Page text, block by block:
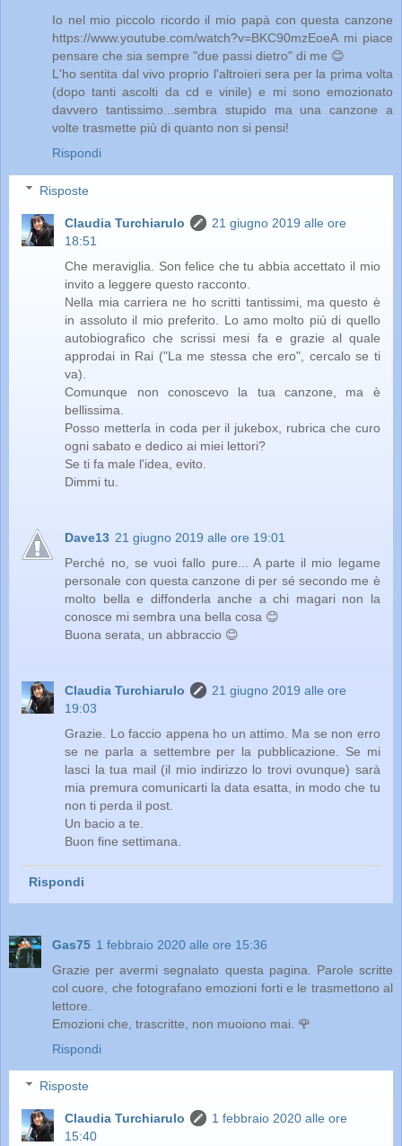
Io nel mio piccolo ricordo il mio papà con questa canzone
https://www.youtube.com/watch?v=BKC90mzEoeA mi piace
pensare che sia sempre "due passi dietro" di me 😊
L'ho sentita dal vivo proprio l'altroieri sera per la prima volta
(dopo tanti ascolti da cd e vinile) e mi sono emozionato
davvero tantissimo...sembra stupido ma una canzone a
volte trasmette più di quanto non si pensi!
Rispondi
Risposte
Claudia Turchiarulo
21 giugno 2019 alle ore
18:51
Che meraviglia. Son felice che tu abbia accettato il mio
invito a leggere questo racconto.
Nella mia carriera ne ho scritti tantissimi, ma questo è
in assoluto il mio preferito. Lo amo molto più di quello
autobiografico che scrissi mesi fa e grazie al quale
approdai in Rai ("La me stessa che ero", cercalo se ti
va).
Comunque non conoscevo la tua canzone, ma è
bellissima.
Posso metterla in coda per il jukebox, rubrica che curo
ogni sabato e dedico ai miei lettori?
Se ti fa male l'idea, evito.
Dimmi tu.
Dave13 21 giugno 2019 alle ore 19:01
Perché no, se vuoi fallo pure... A parte il mio legame
personale con questa canzone di per sé secondo me è
molto bella e diffonderla anche a chi magari non la
conosce mi sembra una bella cosa 😊
Buona serata, un abbraccio 😊
Claudia Turchiarulo
21 giugno 2019 alle ore
19:03
Grazie. Lo faccio appena ho un attimo. Ma se non erro
se ne parla a settembre per la pubblicazione. Se mi
lasci la tua mail (il mio indirizzo lo trovi ovunque) sarà
mia premura comunicarti la data esatta, in modo che tu
non ti perda il post.
Un bacio a te.
Buon fine settimana.
Rispondi
Gas75 1 febbraio 2020 alle ore 15:36
Grazie per avermi segnalato questa pagina. Parole scritte
col cuore, che fotografano emozioni forti e le trasmettono al
lettore.
Emozioni che, trascritte, non muoiono mai. 🌹
Rispondi
Risposte
Claudia Turchiarulo
1 febbraio 2020 alle ore
15:40